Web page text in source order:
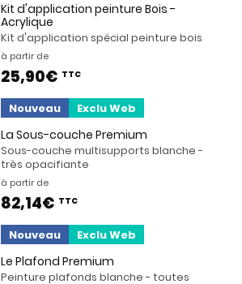
Kit d'application peinture Bois -
Acrylique
Kit d'application spécial peinture bois
à partir de
25,90€ TTC
Nouveau Exclu Web
La Sous-couche Premium
Sous-couche multisupports blanche -
très opacifiante
à partir de
82,14€ TTC
Nouveau Exclu Web
Le Plafond Premium
Peinture plafonds blanche - toutes